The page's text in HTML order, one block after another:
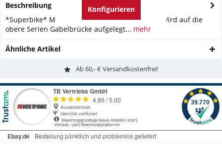
Beschreibung
*Superbike* Motorrad Aufsatzadapter einzeln Wird auf die
obere Serien Gabelbrücke aufgelegt... mehr
Ähnliche Artikel
Ab 60,- € Versandkostenfrei!
Konfigurieren